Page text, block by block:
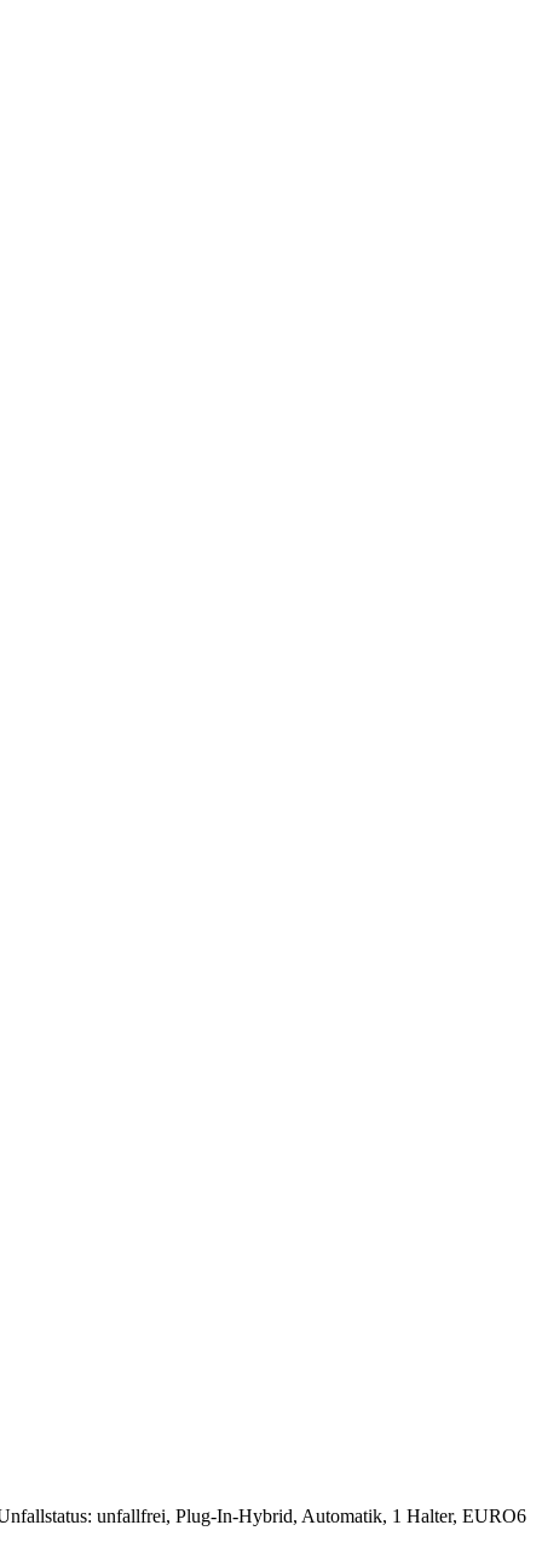
unfallfrei, Plug-In-Hybrid, Automatik, 1 Halter, EURO6